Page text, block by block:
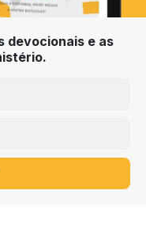
devocionais e as